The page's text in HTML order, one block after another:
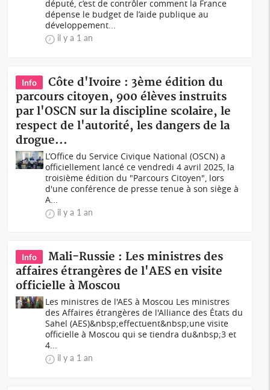
député, c’est de contrôler comment la France
dépense le budget de l’aide publique au
développement...
il y a 1 an
Info
Côte d'Ivoire : 3ème édition du
parcours citoyen, 900 élèves instruits
par l'OSCN sur la discipline scolaire, le
respect de l'autorité, les dangers de la
drogue...
L’Office du Service Civique National (OSCN) a
officiellement lancé ce vendredi 4 avril 2025, la
troisième édition du "Parcours Citoyen", lors
d'une conférence de presse tenue à son siège à
A...
il y a 1 an
Info
Mali-Russie : Les ministres des
affaires étrangères de l'AES en visite
officielle à Moscou
Les ministres de l'AES à Moscou Les ministres
des Affaires étrangères de l'Alliance des États du
Sahel (AES)&nbsp;effectuent&nbsp;une visite
officielle à Moscou qui se tiendra du&nbsp;3 et
4...
il y a 1 an